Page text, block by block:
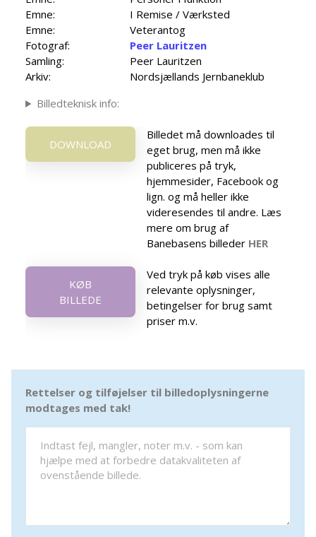
Emne:
I Remise / Værksted
Emne:
Veterantog
Fotograf:
Peer Lauritzen
Samling:
Peer Lauritzen
Arkiv:
Nordsjællands Jernbaneklub
Billedteknisk info:
DOWNLOAD
Billedet må downloades til
eget brug, men må ikke
publiceres på tryk,
hjemmesider, Facebook og
lign. og må heller ikke
videresendes til andre. Læs
mere om brug af
Banebasens billeder HER
KØB
BILLEDE
Ved tryk på køb vises alle
relevante oplysninger,
betingelser for brug samt
priser m.v.
Rettelser og tilføjelser til billedoplysningerne
modtages med tak!